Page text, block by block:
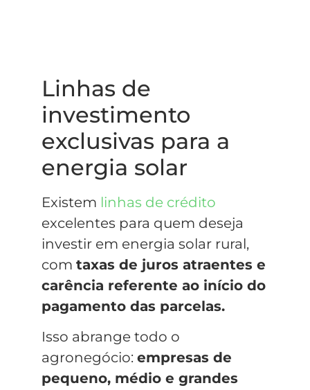
Linhas de
investimento
exclusivas para a
energia solar
Existem linhas de crédito
excelentes para quem deseja
investir em energia solar rural,
com taxas de juros atraentes e
carência referente ao início do
pagamento das parcelas.
Isso abrange todo o
agronegócio: empresas de
pequeno, médio e grandes